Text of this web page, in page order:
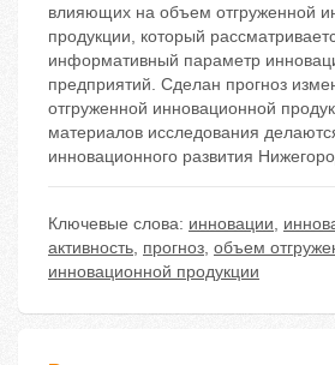
влияющих на объем отгруженной
продукции, который
информативный параметр
предприятий. Сделан прогноз
отгруженной инновационной
материалов исследования
инновационного развития
Ключевые слова: инновации,
активность, прогноз, объем
инновационной продукции